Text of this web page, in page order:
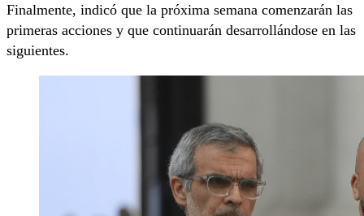
Finalmente, indicó que la próxima semana comenzarán las
primeras acciones y que continuarán desarrollándose en las
siguientes.